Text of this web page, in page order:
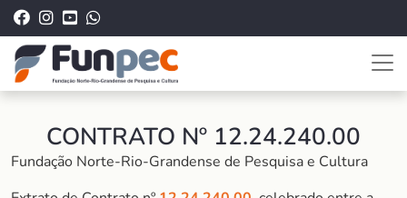
CONTRATO Nº 12.24.240.00
Fundação Norte-Rio-Grandense de Pesquisa e Cultura